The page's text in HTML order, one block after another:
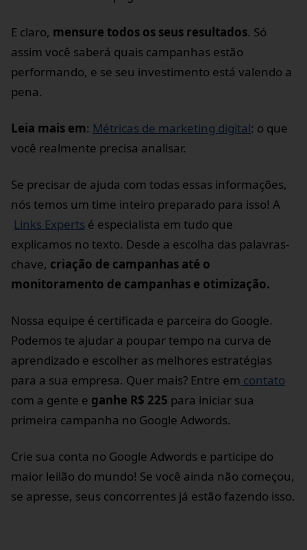
E claro, mensure todos os seus resultados. Só
assim você saberá quais campanhas estão
performando, e se seu investimento está valendo a
pena.
Leia mais em: Métricas de marketing digital: o que
você realmente precisa analisar.
Se precisar de ajuda com todas essas informações,
nós temos um time inteiro preparado para isso! A
Links Experts é especialista em tudo que
explicamos no texto. Desde a escolha das palavras-
chave, criação de campanhas até o
monitoramento de campanhas e otimização.
Nossa equipe é certificada e parceira do Google.
Podemos te ajudar a poupar tempo na curva de
aprendizado e escolher as melhores estratégias
para a sua empresa. Quer mais? Entre em contato
com a gente e ganhe R$ 225 para iniciar sua
primeira campanha no Google Adwords.
Crie sua conta no Google Adwords e participe do
maior leilão do mundo! Se você ainda não começou,
se apresse, seus concorrentes já estão fazendo isso.